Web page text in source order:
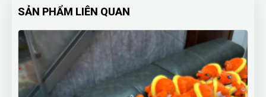
SẢN PHẨM LIÊN QUAN